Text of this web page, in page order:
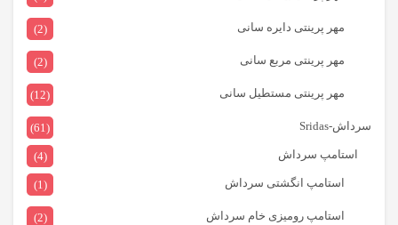
مهر پرینتی دایره سانی (2)
مهر پرینتی مربع سانی (2)
مهر پرینتی مستطیل سانی (12)
سرداش-Sridas
(61)
استامپ سرداش
(4)
استامپ انگشتی سرداش
(1)
استامپ رومیزی خام سرداش (2)